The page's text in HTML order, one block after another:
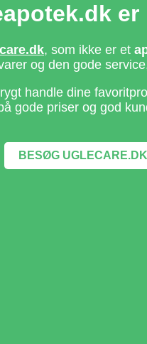
, som ikke er et
og den gode
handle dine
gode priser og god
BESØG UGLECARE.DK